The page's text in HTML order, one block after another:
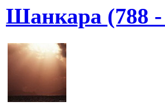
Шанкара (788 -